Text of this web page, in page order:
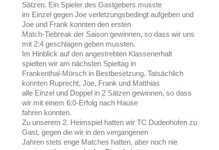
Sätzen. Ein Spieler des Gastgebers musste
im Einzel gegen Joe verletzungsbedingt aufgeben und
Joe und Frank konnten den ersten
Match-Tiebreak der Saison gewinnen, so dass wir uns
mit 2:4 geschlagen geben mussten.
Im Hinblick auf den angestrebten Klassenerhalt
spielten wir am nächsten Spieltag in
Frankenthal-Mörsch in Bestbesetzung. Tatsächlich
konnten Ruprecht, Joe, Frank und Matthias
alle Einzel und Doppel in 2 Sätzen gewinnen, so dass
wir mit einem 6:0-Erfolg nach Hause
fahren konnten.
Zu unserem 2. Heimspiel hatten wir TC Dudenhofen zu
Gast, gegen die wir in den vergangenen
Jahren stets enge Matches hatten, aber noch nie